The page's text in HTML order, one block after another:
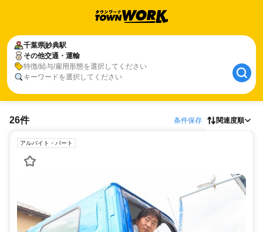
千葉県妙典駅
その他交通・運輸
特徴/給与/雇用形態を選択してください
キーワードを選択してください
26件 条件保存 関連度順
アルバイト・パート